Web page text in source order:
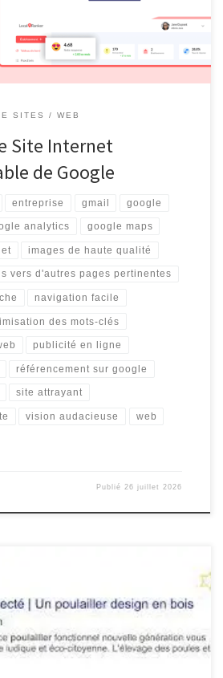
de Google est la porte d’entrée […]
SITES WEB
Site Internet
de Google
entreprise gmail google
analytics google maps
images de haute qualité
vers d'autres pages pertinentes
navigation facile
des mots-clés
publicité en ligne
référencement sur google
site attrayant
vision audacieuse web
Publié26 juillet 2026
sur Google Comment se faire
bien référencé sur Google est essentiel
à augmenter sa visibilité en ligne.
améliorer votre référencement sur ce